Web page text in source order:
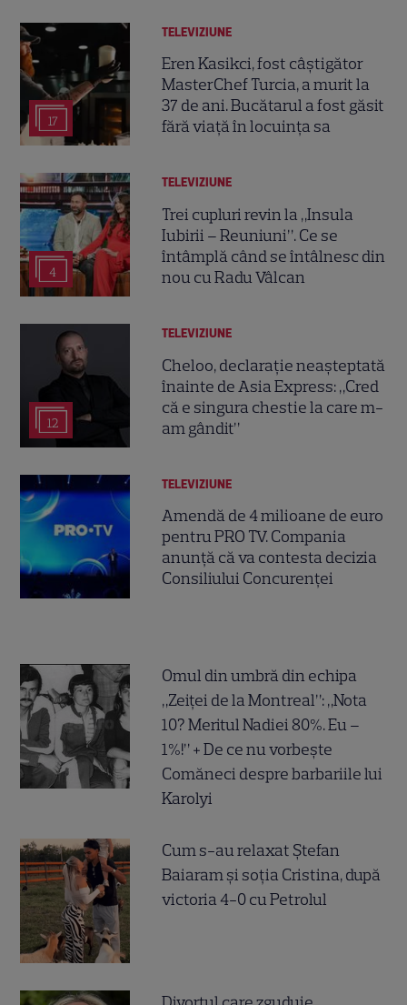
17
TELEVIZIUNE
Eren Kasikci, fost câștigător
MasterChef Turcia, a murit la
37 de ani. Bucătarul a fost găsit
fără viață în locuința sa
4
TELEVIZIUNE
Trei cupluri revin la „Insula
Iubirii – Reuniuni”. Ce se
întâmplă când se întâlnesc din
nou cu Radu Vâlcan
12
TELEVIZIUNE
Cheloo, declarație neașteptată
înainte de Asia Express: „Cred
că e singura chestie la care m-
am gândit”
TELEVIZIUNE
Amendă de 4 milioane de euro
pentru PRO TV. Compania
anunță că va contesta decizia
Consiliului Concurenței
Omul din umbră din echipa
„Zeiței de la Montreal”: „Nota
10? Meritul Nadiei 80%. Eu –
1%!” + De ce nu vorbește
Comăneci despre barbariile lui
Karolyi
Cum s-au relaxat Ștefan
Baiaram și soția Cristina, după
victoria 4-0 cu Petrolul